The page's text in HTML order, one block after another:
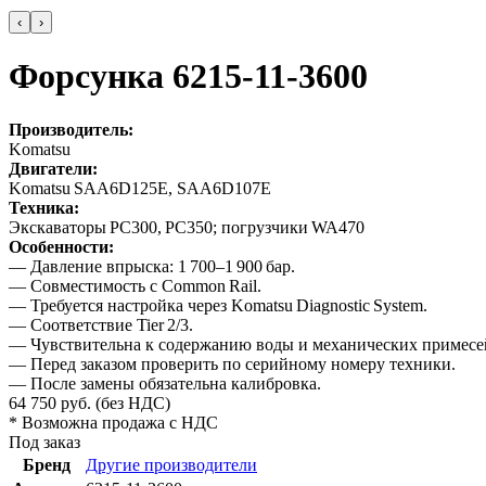
‹ ›
Форсунка 6215-11-3600
Производитель:
Komatsu
Двигатели:
Komatsu SAA6D125E, SAA6D107E
Техника:
Экскаваторы PC300, PC350; погрузчики WA470
Особенности:
— Давление впрыска: 1 700–1 900 бар.
— Совместимость с Common Rail.
— Требуется настройка через Komatsu Diagnostic System.
— Соответствие Tier 2/3.
— Чувствительна к содержанию воды и механических
— Перед заказом проверить по серийному номеру техники.
— После замены обязательна калибровка.
64 750 руб. (без НДС)
* Возможна продажа с НДС
Под заказ
Бренд
Другие производители